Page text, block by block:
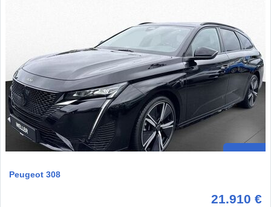
Peugeot 308
21.910 €